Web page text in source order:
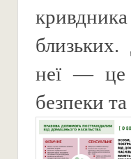
неї — це
безпеки